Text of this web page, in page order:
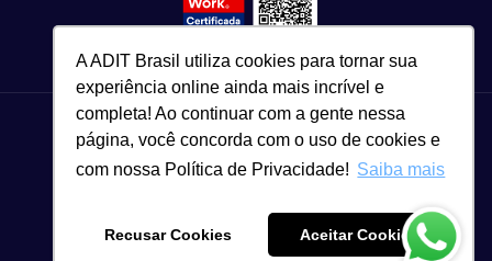
A ADIT Brasil utiliza cookies para tornar sua
experiência online ainda mais incrível e
completa! Ao continuar com a gente nessa
página, você concorda com o uso de cookies e
com nossa Política de Privacidade! Saiba mais
Recusar Cookies Aceitar Cookies
Copyright © 2021